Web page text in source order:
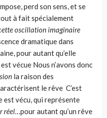
perd son sens, et se
à fait spécialement
oscillation imaginaire
dramatique dans
pour autant qu’elle
vécue Nous n’avons donc
la raison des
le rêve C’est
est vécu, qui représente
réel…pour autant qu’un rêve